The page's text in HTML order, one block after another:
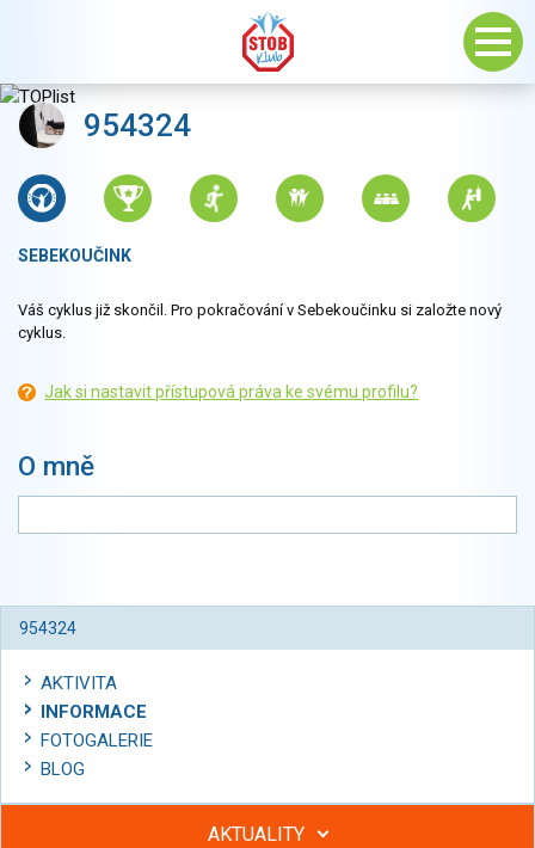
954324
SEBEKOUČINK
Váš cyklus již skončil. Pro pokračování v Sebekoučinku si založte nový
cyklus.
Jak si nastavit přístupová práva ke svému profilu?
O mně
954324
AKTIVITA
INFORMACE
FOTOGALERIE
BLOG
AKTUALITY